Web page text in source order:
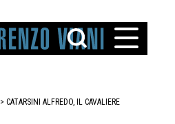
> CATARSINI ALFREDO, IL CAVALIERE